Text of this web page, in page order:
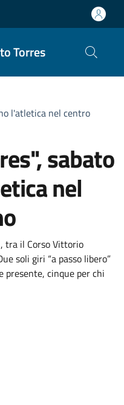
Torres
l'atletica nel centro
sabato
nel
tra il Corso Vittorio
soli giri “a passo libero”
presente, cinque per chi